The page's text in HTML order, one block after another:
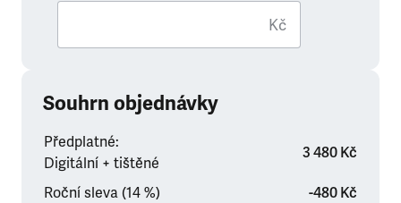
Kč
Souhrn objednávky
Předplatné:
Digitální + tištěné
3 480 Kč
Roční sleva (14 %)
-480 Kč